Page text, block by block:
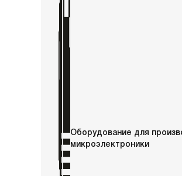
Оборудование для
микроэлектроники